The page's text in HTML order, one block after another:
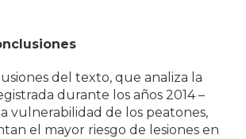
del texto, que analiza la
durante los años 2014 –
vulnerabilidad de los peatones,
el mayor riesgo de lesiones en